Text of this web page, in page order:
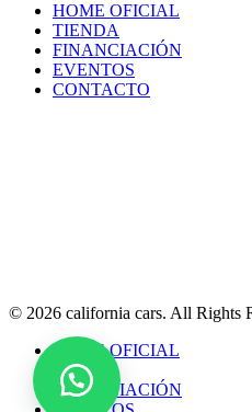
HOME OFICIAL
TIENDA
FINANCIACIÓN
EVENTOS
CONTACTO
© 2026 california cars. All Rights
Close
Menu
HOME OFICIAL
TIENDA
FINANCIACIÓN